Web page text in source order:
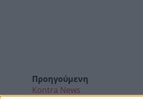
Προηγούμενη
Kontra News